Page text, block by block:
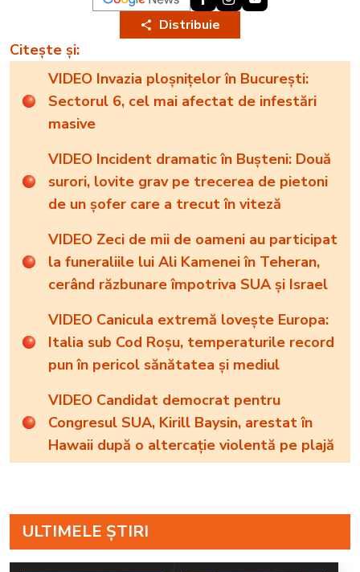
Distribuie
Citește și:
VIDEO Invazia ploșnițelor în București:
Sectorul 6, cel mai afectat de infestări
masive
VIDEO Incident dramatic în Bușteni: Două
surori, lovite grav pe trecerea de pietoni
de un șofer care a trecut în viteză
VIDEO Zeci de mii de oameni au participat
la funeraliile lui Ali Kamenei în Teheran,
cerând răzbunare împotriva SUA și Israel
VIDEO Canicula extremă lovește Europa:
Italia sub Cod Roșu, temperaturile record
pun în pericol sănătatea și mediul
VIDEO Candidat democrat pentru
Congresul SUA, Kirill Baysin, arestat în
Hawaii după o altercație violentă pe plajă
ULTIMELE ȘTIRI